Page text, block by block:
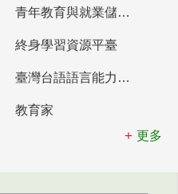
青年教育與就業儲蓄帳戶
終身學習資源平臺
臺灣台語語言能力認證網站
教育家
更多